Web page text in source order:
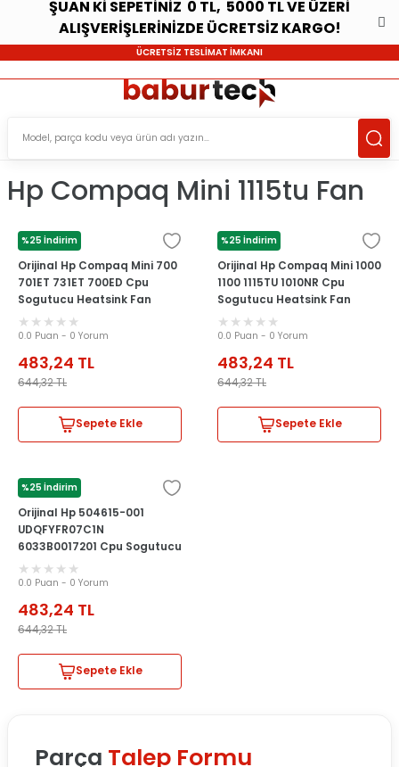
ŞUAN Kİ SEPETİNİZ 0 TL, 5000 TL VE ÜZERİ
ALIŞVERİŞLERİNİZDE ÜCRETSİZ KARGO!
ÜCRETSİZ TESLİMAT İMKANI
Hp Compaq Mini 1115tu Fan
%25 İndirim
HP
Orijinal Hp Compaq Mini 700
701ET 731ET 700ED Cpu
Sogutucu Heatsink Fan
0.0 Puan - 0 Yorum
483,24 TL
644,32TL
Sepete Ekle
%25 İndirim
HP
Orijinal Hp Compaq Mini 1000
1100 1115TU 1010NR Cpu
Sogutucu Heatsink Fan
0.0 Puan - 0 Yorum
483,24 TL
644,32TL
Sepete Ekle
%25 İndirim
HP
Orijinal Hp 504615-001
UDQFYFR07C1N
6033B0017201 Cpu Sogutucu
Heatsink Fan
0.0 Puan - 0 Yorum
483,24 TL
644,32TL
Sepete Ekle
Parça Talep Formu